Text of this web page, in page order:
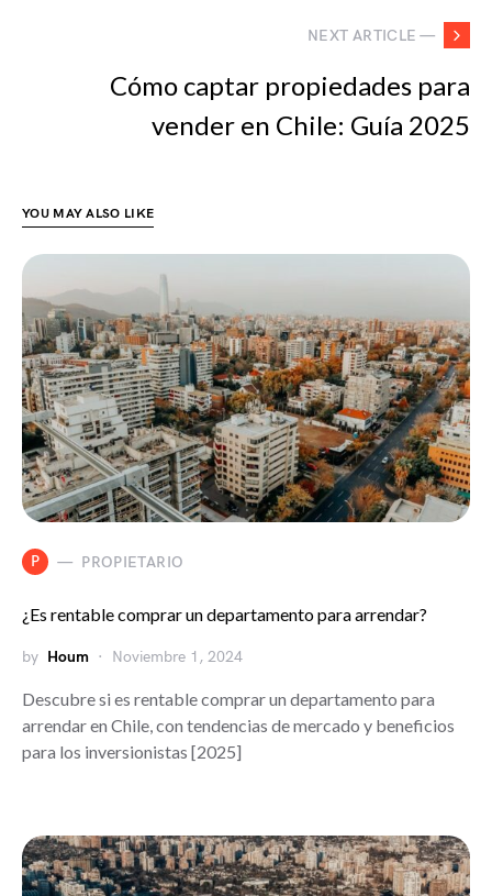
NEXT ARTICLE —
Cómo captar propiedades para
vender en Chile: Guía 2025
YOU MAY ALSO LIKE
P PROPIETARIO
¿Es rentable comprar un departamento para arrendar?
by Houm Noviembre 1, 2024
Descubre si es rentable comprar un departamento para
arrendar en Chile, con tendencias de mercado y beneficios
para los inversionistas [2025]